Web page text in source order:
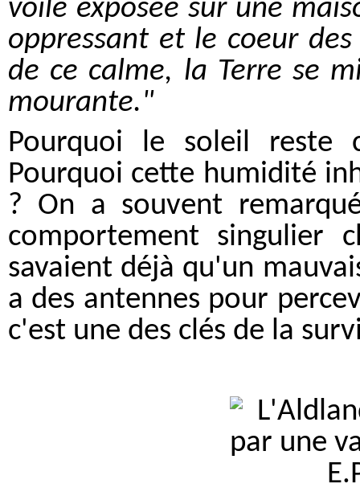
voile exposée sur une
oppressant et le coeur
de ce calme, la Terre se
mourante."
Pourquoi le soleil reste
Pourquoi cette humidité
? On a souvent
comportement singulier
savaient déjà qu'un
a des antennes pour
c'est une des clés de la